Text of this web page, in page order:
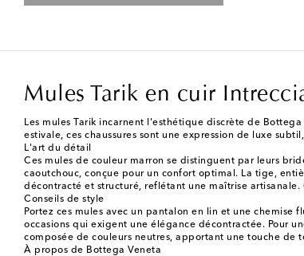
Mules Tarik en cuir
Les mules Tarik incarnent l'esthétique discrète de
estivale, ces chaussures sont une expression de luxe
L'art du détail
Ces mules de couleur marron se distinguent par leurs
caoutchouc, conçue pour un confort optimal. La tige,
décontracté et structuré, reflétant une maîtrise
Conseils de style
Portez ces mules avec un pantalon en lin et une
occasions qui exigent une élégance décontractée. Pour
composée de couleurs neutres, apportant une touche de
À propos de Bottega Veneta